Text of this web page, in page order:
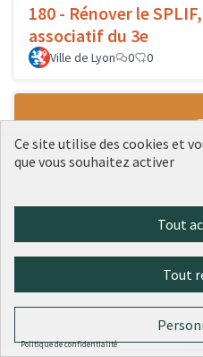
180 - Rénover le
associatif du 3e
Ville de Lyon
0 0
181 - Rénovation du
de la place des
Ville de Lyon
0 0
Ce site utilise des cookies et
que vous souhaitez activer
Tout
Tout
Politique de confidentialité